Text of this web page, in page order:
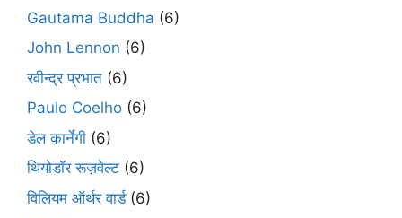
Gautama Buddha (6)
John Lennon (6)
रवीन्द्र प्रभात (6)
Paulo Coelho (6)
डेल कार्नेगी (6)
थियोडॉर रूज़वेल्ट (6)
विलियम ऑर्थर वार्ड(6)